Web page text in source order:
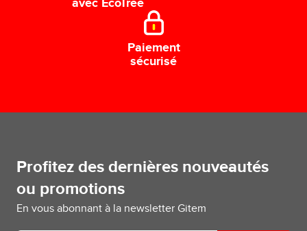
avec EcoTree
Paiement
sécurisé
Profitez des dernières nouveautés
ou promotions
En vous abonnant à la newsletter Gitem